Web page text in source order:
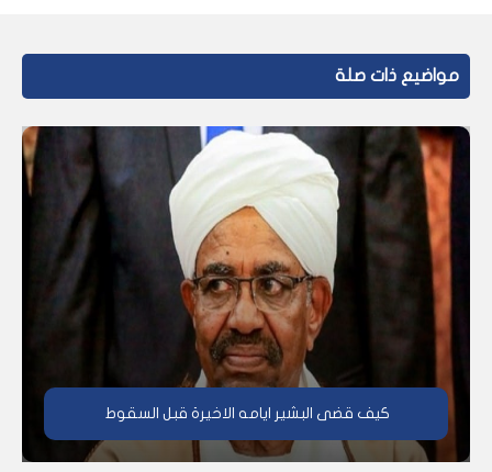
مواضيع ذات صلة
كيف قضى البشير ايامه الاخيرة قبل السقوط